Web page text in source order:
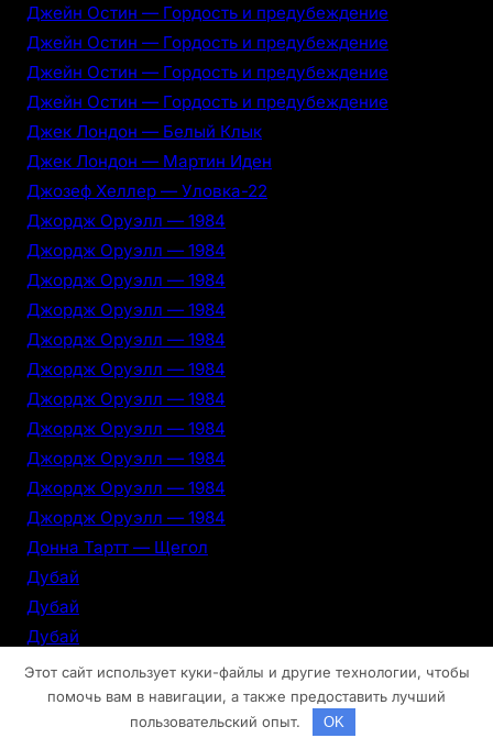
Джейн Остин — Гордость и предубеждение
Джейн Остин — Гордость и предубеждение
Джейн Остин — Гордость и предубеждение
Джейн Остин — Гордость и предубеждение
Джек Лондон — Белый Клык
Джек Лондон — Мартин Иден
Джозеф Хеллер — Уловка-22
Джордж Оруэлл — 1984
Джордж Оруэлл — 1984
Джордж Оруэлл — 1984
Джордж Оруэлл — 1984
Джордж Оруэлл — 1984
Джордж Оруэлл — 1984
Джордж Оруэлл — 1984
Джордж Оруэлл — 1984
Джордж Оруэлл — 1984
Джордж Оруэлл — 1984
Джордж Оруэлл — 1984
Донна Тартт — Щегол
Дубай
Дубай
Дубай
Дубай
Дубай
Этот сайт использует куки-файлы и другие технологии, чтобы
помочь вам в навигации, а также предоставить лучший
пользовательский опыт.
OK